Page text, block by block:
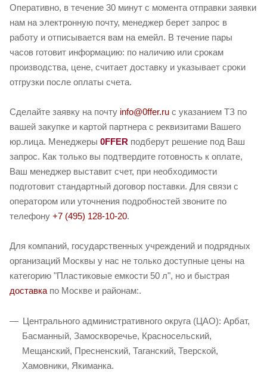
Оперативно, в течение 30 минут с момента отправки заявки
нам на электронную почту, менеджер берет запрос в
работу и отписывается вам на емейл. В течение пары
часов готовит информацию: по наличию или срокам
производства, цене, считает доставку и указывает сроки
отгрузки после оплаты счета.
Сделайте заявку на почту info@0ffer.ru с указанием ТЗ по
вашей закупке и картой партнера с реквизитами Вашего
юр.лица. Менеджеры 0FFER подберут решение под Ваш
запрос. Как только вы подтвердите готовность к оплате,
Ваш менеджер выставит счет, при необходимости
подготовит стандартный договор поставки. Для связи с
оператором или уточнения подробностей звоните по
телефону +7 (495) 128-10-20.
Для компаний, государственных учреждений и подрядных
организаций Москвы у нас не только доступные цены на
категорию "Пластиковые емкости 50 л", но и быстрая
доставка по Москве и районам:.
Центрального административного округа (ЦАО): Арбат,
Басманный, Замоскворечье, Красносельский,
Мещанский, Пресненский, Таганский, Тверской,
Хамовники, Якиманка.